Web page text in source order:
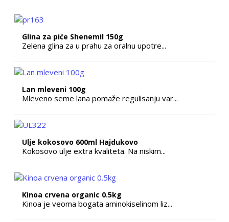
Glina za piće Shenemil 150g
Zelena glina za u prahu za oralnu upotre...
Lan mleveni 100g
Mleveno seme lana pomaže regulisanju var...
Ulje kokosovo 600ml Hajdukovo
Kokosovo ulje extra kvaliteta. Na niskim...
Kinoa crvena organic 0.5kg
Kinoa je veoma bogata aminokiselinom liz...